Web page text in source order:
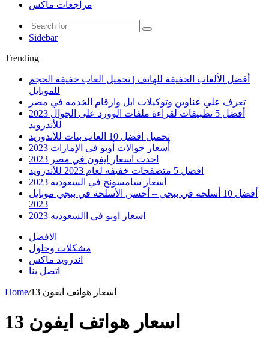
مراجعات ماكس
Sidebar
Trending
أفضل الألعاب الخفيفة للهاتف | تحميل العاب خفيفة الحجم
للموبايل
تعرف علي عناوين وتوكيلات ابل وارقام الخدمه في مصر
أفضل 5 تطبيقات لقراءة ملفات الوورد على الجوال 2023
للأندرويد
تحميل افضل 10 العاب بنات للأندوريد
أسعار جوالات أوبو فى الإمارات 2023
احدث اسعار ايفون في مصر 2023
افضل 5 متصفحات خفيفه لعام 2023 للأندرويد
أسعار سامسونج في السعوديه 2023
أفضل 10 أسلحة في ببجي – أحسن الأسلحة في ببجي موبايل
2023
اسعار اوبو في االسعوديه 2023
الافضل
مشكلات وحلول
اندرويد ماكس
اتصل بنا
Home/ اسعار هواتف ايفون 13
اسعار هواتف ايفون 13